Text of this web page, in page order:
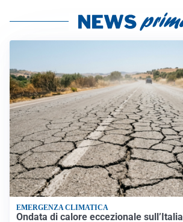
EMERGENZA CLIMATICA
Ondata di calore eccezionale